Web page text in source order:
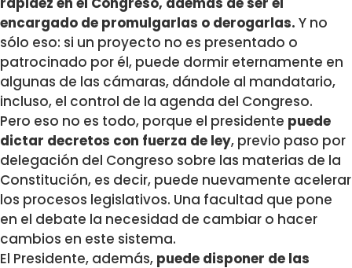
encargado de promulgarlas o derogarlas. Y no
sólo eso: si un proyecto no es presentado o
patrocinado por él, puede dormir eternamente en
algunas de las cámaras, dándole al mandatario,
incluso, el control de la agenda del Congreso.
Pero eso no es todo, porque el presidente puede
dictar decretos con fuerza de ley, previo paso por
delegación del Congreso sobre las materias de la
Constitución, es decir, puede nuevamente acelerar
los procesos legislativos. Una facultad que pone
en el debate la necesidad de cambiar o hacer
cambios en este sistema.
El Presidente, además, puede disponer de las